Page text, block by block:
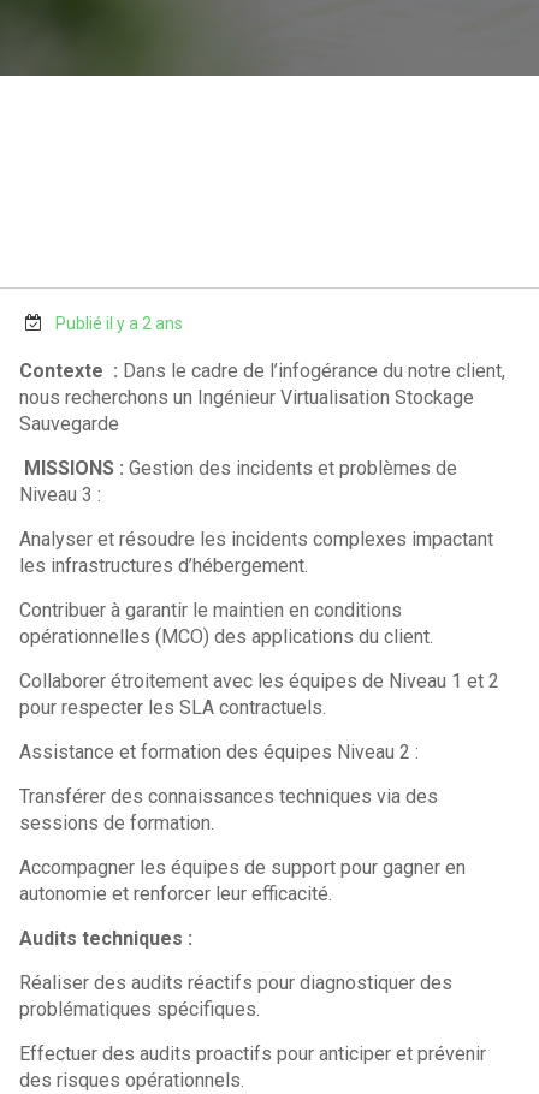
Publié il y a 2 ans
Contexte : Dans le cadre de l’infogérance du notre client,
nous recherchons un Ingénieur Virtualisation Stockage
Sauvegarde
MISSIONS :Gestion des incidents et problèmes de
Niveau 3 :
Analyser et résoudre les incidents complexes impactant
les infrastructures d’hébergement.
Contribuer à garantir le maintien en conditions
opérationnelles (MCO) des applications du client.
Collaborer étroitement avec les équipes de Niveau 1 et 2
pour respecter les SLA contractuels.
Assistance et formation des équipes Niveau 2 :
Transférer des connaissances techniques via des
sessions de formation.
Accompagner les équipes de support pour gagner en
autonomie et renforcer leur efficacité.
Audits techniques :
Réaliser des audits réactifs pour diagnostiquer des
problématiques spécifiques.
Effectuer des audits proactifs pour anticiper et prévenir
des risques opérationnels.